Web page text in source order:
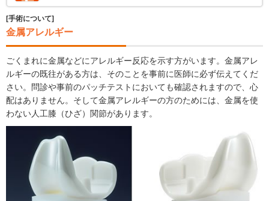
[手術について]
金属アレルギー
ごくまれに金属などにアレルギー反応を示す方がいます。金属アレ
ルギーの既往がある方は、そのことを事前に医師に必ず伝えてくだ
さい。問診や事前のパッチテストにおいても確認されますので、心
配はありません。そして金属アレルギーの方のためには、金属を使
わない人工膝（ひざ）関節があります。